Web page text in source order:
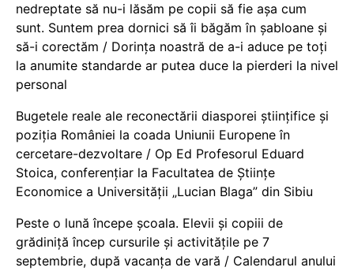
nedreptate să nu-i lăsăm pe copii să fie așa cum
sunt. Suntem prea dornici să îi băgăm în șabloane și
să-i corectăm / Dorința noastră de a-i aduce pe toți
la anumite standarde ar putea duce la pierderi la nivel
personal
Bugetele reale ale reconectării diasporei științifice și
poziția României la coada Uniunii Europene în
cercetare-dezvoltare / Op Ed Profesorul Eduard
Stoica, conferențiar la Facultatea de Științe
Economice a Universității „Lucian Blaga” din Sibiu
Peste o lună începe școala. Elevii și copiii de
grădiniță încep cursurile și activitățile pe 7
septembrie, după vacanța de vară / Calendarul anului